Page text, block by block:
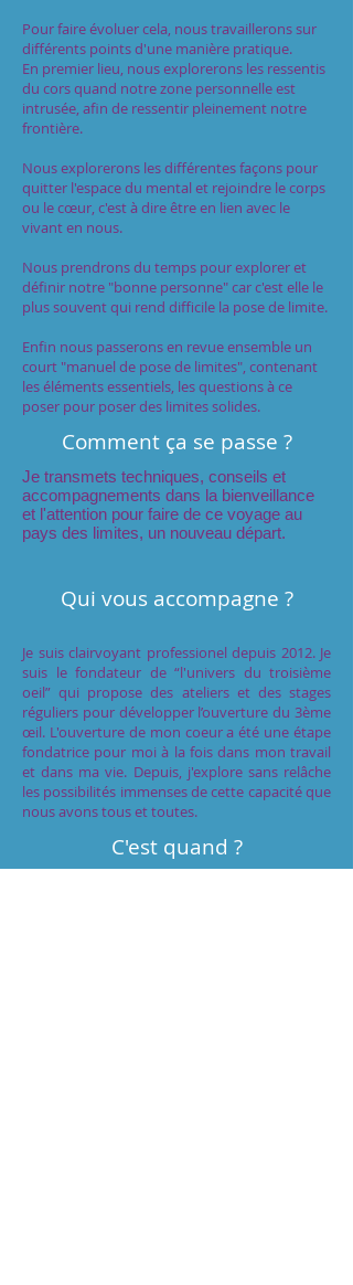
Pour faire évoluer cela, nous travaillerons sur
différents points d'une manière pratique.
En premier lieu, nous explorerons les ressentis
du cors quand notre zone personnelle est
intrusée, afin de ressentir pleinement notre
frontière.
Nous explorerons les différentes façons pour
quitter l'espace du mental et rejoindre le corps
ou le cœur, c'est à dire être en lien avec le
vivant en nous.
Nous prendrons du temps pour explorer et
définir notre "bonne personne" car c'est elle le
plus souvent qui rend difficile la pose de limite.
Enfin nous passerons en revue ensemble un
court "manuel de pose de limites", contenant
les éléments essentiels, les questions à ce
poser pour poser des limites solides.
Comment ça se passe ?
Je transmets techniques, conseils et
accompagnements dans la bienveillance
et l'attention pour faire de ce voyage au
pays des limites, un nouveau départ.
Qui vous accompagne ?
Je suis clairvoyant professionel depuis 2012. Je
suis le fondateur de “l'univers du troisième
oeil” qui propose des ateliers et des stages
réguliers pour développer l’ouverture du 3ème
œil. L'ouverture de mon coeur a été une étape
fondatrice pour moi à la fois dans mon travail
et dans ma vie. Depuis, j'explore sans relâche
les possibilités immenses de cette capacité que
nous avons tous et toutes.
C'est quand ?